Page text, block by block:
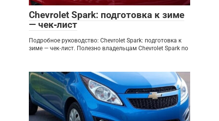
Chevrolet Spark: подготовка к зиме
— чек‑лист
Подробное руководство: Chevrolet Spark: подготовка к
зиме — чек‑лист. Полезно владельцам Chevrolet Spark по